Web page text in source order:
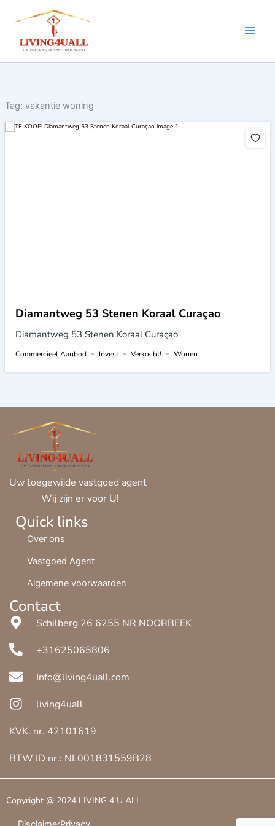
naar
inhoud
Tag: vakantie woning
Diamantweg 53 Stenen Koraal Curaçao
Diamantweg 53 Stenen Koraal Curaçao
Commercieel Aanbod Invest Verkocht! Wonen
Uw toegewijde vastgoed agent
Wij zijn er voor U!
Quick links
Over ons
Vastgoed Agent
Algemene voorwaarden
Contact
Schilberg 26 6255 NR NOORBEEK
+31625065806
Info@living4uall.com
living4uall
KVK. nr. 42101619
BTW ID nr.: NL001831559B28
Copyright @ 2024 LIVING 4 U ALL